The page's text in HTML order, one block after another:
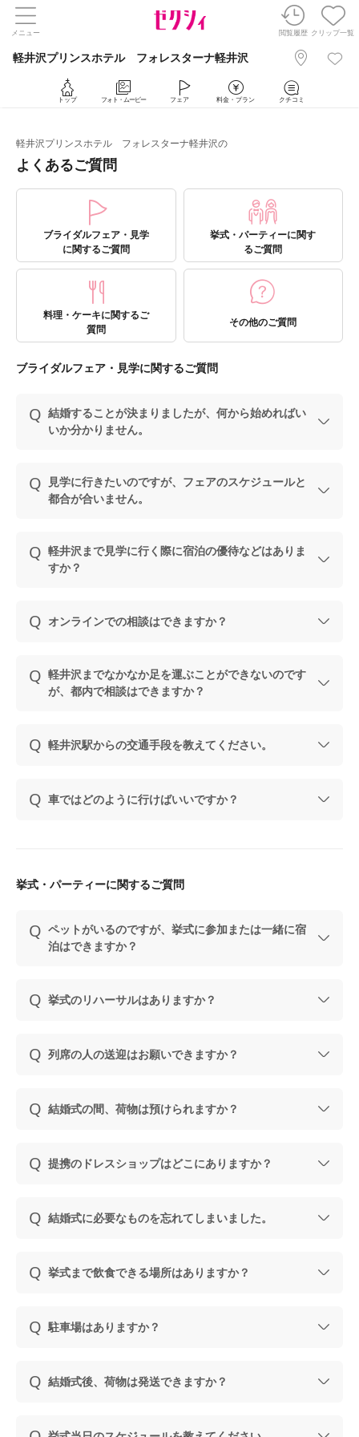
メニュー 閲覧履歴 クリップ一覧
軽井沢プリンスホテル フォレスターナ軽井沢
トップ フォト・ムービー フェア 料金・プラン クチコミ
軽井沢プリンスホテル フォレスターナ軽井沢の
よくあるご質問
ブライダルフェア・見学
に関するご質問
挙式・パーティーに関す
るご質問
料理・ケーキに関するご
質問
その他のご質問
ブライダルフェア・見学に関するご質問
結婚することが決まりましたが、何から始めればい
いか分かりません。
見学に行きたいのですが、フェアのスケジュールと
都合が合いません。
軽井沢まで見学に行く際に宿泊の優待などはありま
すか？
オンラインでの相談はできますか？
軽井沢までなかなか足を運ぶことができないのです
が、都内で相談はできますか？
軽井沢駅からの交通手段を教えてください。
車ではどのように行けばいいですか？
挙式・パーティーに関するご質問
ペットがいるのですが、挙式に参加または一緒に宿
泊はできますか？
挙式のリハーサルはありますか？
列席の人の送迎はお願いできますか？
結婚式の間、荷物は預けられますか？
提携のドレスショップはどこにありますか？
結婚式に必要なものを忘れてしまいました。
挙式まで飲食できる場所はありますか？
駐車場はありますか？
結婚式後、荷物は発送できますか？